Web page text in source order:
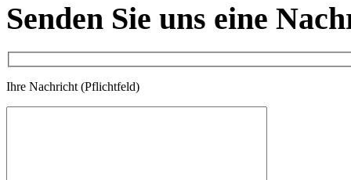
Senden Sie uns eine
Ihre Nachricht (Pflichtfeld)